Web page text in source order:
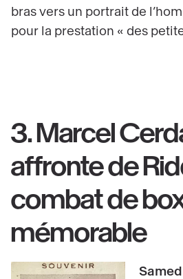
bras vers un portrait de
pour la prestation « des
3. Marcel
affronte de
combat de
mémorable